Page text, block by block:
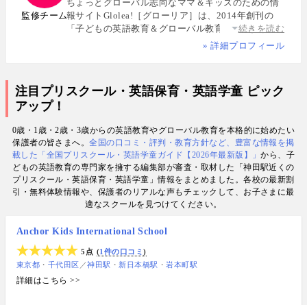
話に関する実体験に基づく信頼性の高い情報を発信
している. 著書に『子育てツイッター入門』ほか、日
経、AERA、NewsPicksなどでの寄稿・監修実績多数
監修チーム
ちょっとグローバル志向なママ＆キッズのための情
報サイトGlolea!［グローリア］は、2014年創刊の
「子どもの英語教育＆グローバル教育」に特化した
専門メディア. 英語にはじめて触れるお子様から帰国
800名にグローバル教育を実践した英語学習コーチ.
で子育て中のワーキングママなど多様な専門家が多
数. 日経・AERA with kids・AERA・NewsPicks等の
情報提供・寄稿・監修実績も豊富な“世界と子どもの
未来をつなぐ情報ハブ”です。
続きを読む
» 詳細プロフィール
注目プリスクール・英語保育・英語学童 ピック
アップ！
0歳・1歳・2歳・3歳からの英語教育やグローバル教育を本格的に始めたい
保護者の皆さまへ。全国の口コミ・評判・教育方針など、豊富な情報を掲
載した「全国プリスクール・英語学童ガイド【2026年最新版】」から、子
どもの英語教育の専門家を擁する編集部が審査・取材した「神田駅近くの
プリスクール・英語保育・英語学童」情報をまとめました。各校の最新割
引・無料体験情報や、保護者のリアルな声もチェックして、お子さまに最
適なスクールを見つけてください。
Anchor Kids International School
5点
1件の口コミ
東京都
千代田区 ／神田駅 新日本橋駅 岩本町駅
詳細はこちら >>